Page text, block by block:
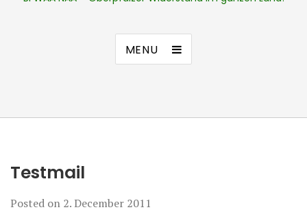
MENU
Testmail
Posted on 2. December 2011